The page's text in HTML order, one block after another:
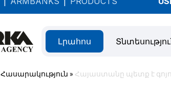
Լրահոս
Հասարակություն » Հայաստանը պետք է